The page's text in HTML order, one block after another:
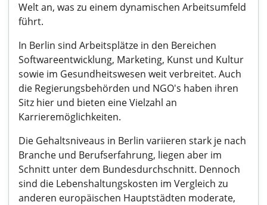
Welt an, was zu einem dynamischen Arbeitsumfeld
führt.
In Berlin sind Arbeitsplätze in den Bereichen
Softwareentwicklung, Marketing, Kunst und Kultur
sowie im Gesundheitswesen weit verbreitet. Auch
die Regierungsbehörden und NGO's haben ihren
Sitz hier und bieten eine Vielzahl an
Karrieremöglichkeiten.
Die Gehaltsniveaus in Berlin variieren stark je nach
Branche und Berufserfahrung, liegen aber im
Schnitt unter dem Bundesdurchschnitt. Dennoch
sind die Lebenshaltungskosten im Vergleich zu
anderen europäischen Hauptstädten moderate,